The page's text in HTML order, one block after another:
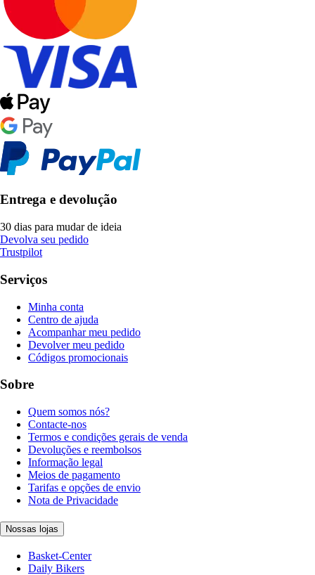
Entrega e devolução
30 dias para mudar de ideia
Devolva seu pedido
Trustpilot
Serviços
Minha conta
Centro de ajuda
Acompanhar meu pedido
Devolver meu pedido
Códigos promocionais
Sobre
Quem somos nós?
Contacte-nos
Termos e condições gerais de venda
Devoluções e reembolsos
Informação legal
Meios de pagamento
Tarifas e opções de envio
Nota de Privacidade
Nossas lojas
Basket-Center
Daily Bikers